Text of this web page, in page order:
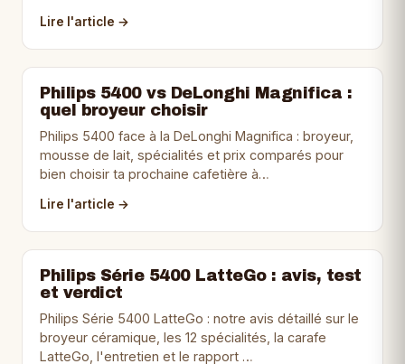
Lire l'article →
Philips 5400 vs DeLonghi Magnifica :
quel broyeur choisir
Philips 5400 face à la DeLonghi Magnifica : broyeur,
mousse de lait, spécialités et prix comparés pour
bien choisir ta prochaine cafetière à…
Lire l'article →
Philips Série 5400 LatteGo : avis, test
et verdict
Philips Série 5400 LatteGo : notre avis détaillé sur le
broyeur céramique, les 12 spécialités, la carafe
LatteGo, l'entretien et le rapport …